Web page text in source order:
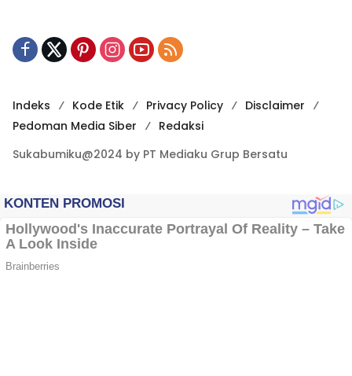
Indeks Kode Etik Privacy Policy
Disclaimer
Pedoman Media Siber
Redaksi
Sukabumiku@2024 by PT Mediaku Grup Bersatu